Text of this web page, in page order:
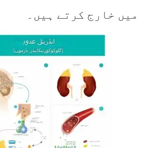
میں خارج کرتے ہیں۔